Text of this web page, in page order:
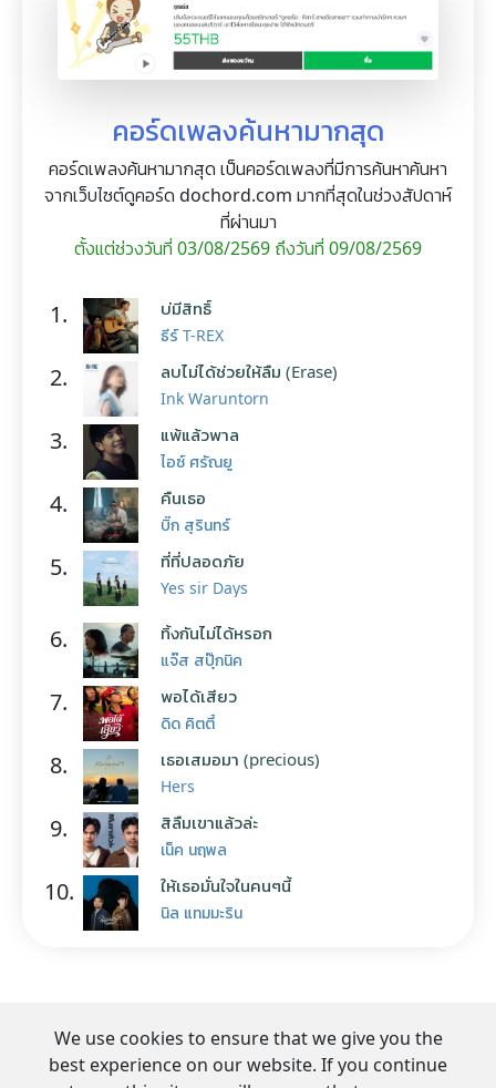
คอร์ดเพลงค้นหามากสุด
คอร์ดเพลงค้นหามากสุด เป็นคอร์ดเพลงที่มีการค้นหาค้นหา
จากเว็บไซต์ดูคอร์ด dochord.com มากที่สุดในช่วงสัปดาห์
ที่ผ่านมา
ตั้งแต่ช่วงวันที่ 03/08/2569 ถึงวันที่ 09/08/2569
1. บ่มีสิทธิ์
ธีร์ T-REX
2. ลบไม่ได้ช่วยให้ลืม (Erase)
Ink Waruntorn
3. แพ้แล้วพาล
ไอซ์ ศรัณยู
4. คืนเธอ
บิ๊ก สุรินทร์
5. ที่ที่ปลอดภัย
Yes sir Days
6. ทิ้งกันไม่ได้หรอก
แจ๊ส สปุ๊กนิค
7. พอได้เสียว
ดิด คิตตี้
8. เธอเสมอมา (precious)
Hers
9. สิลืมเขาแล้วล่ะ
เน็ค นฤพล
10. ให้เธอมั่นใจในคนๆนี้
นิล แทมมะริน
We use cookies to ensure that we give you the
best experience on our website. If you continue